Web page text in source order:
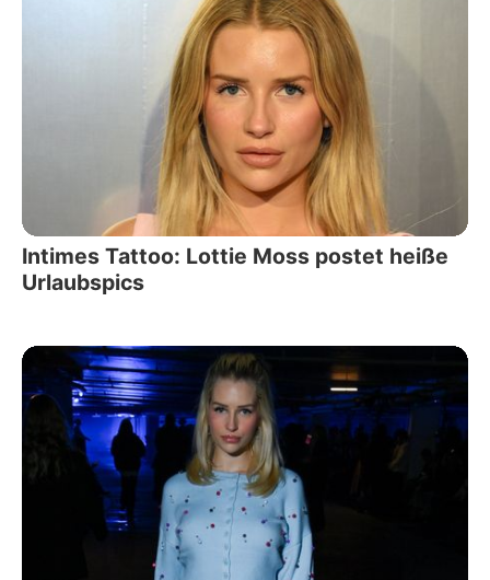
Intimes Tattoo: Lottie Moss postet heiße
Urlaubspics